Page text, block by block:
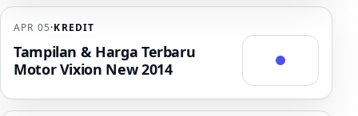
APR 05·KREDIT
Tampilan & Harga Terbaru
Motor Vixion New 2014